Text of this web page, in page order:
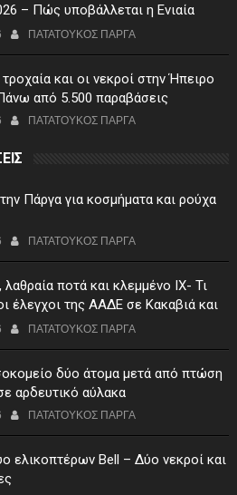
– Πώς υποβάλλεται η Ενιαία
ΠΑΤΑΤΟΥΚΟΣ ΠΑΡΓΑ
και οι νεκροί στην Ήπειρο
από 5.500 παραβάσεις
ΠΑΤΑΤΟΥΚΟΣ ΠΑΡΓΑ
Πάργα για κοσμήματα και ρούχα
ΠΑΤΑΤΟΥΚΟΣ ΠΑΡΓΑ
ποτά και κλεμμένο ΙΧ- Τι
έλεγχοι της ΑΑΔΕ σε Κακαβιά και
ΠΑΤΑΤΟΥΚΟΣ ΠΑΡΓΑ
δύο άτομα μετά από πτώση
αρδευτικό αύλακα
ΠΑΤΑΤΟΥΚΟΣ ΠΑΡΓΑ
ελικοπτέρων Bell – Δύο νεκροί και